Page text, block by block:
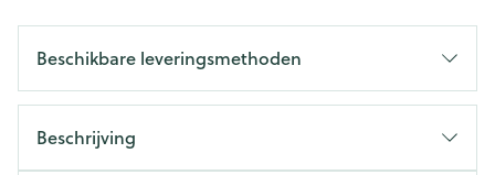
Beschikbare leveringsmethoden
Beschrijving